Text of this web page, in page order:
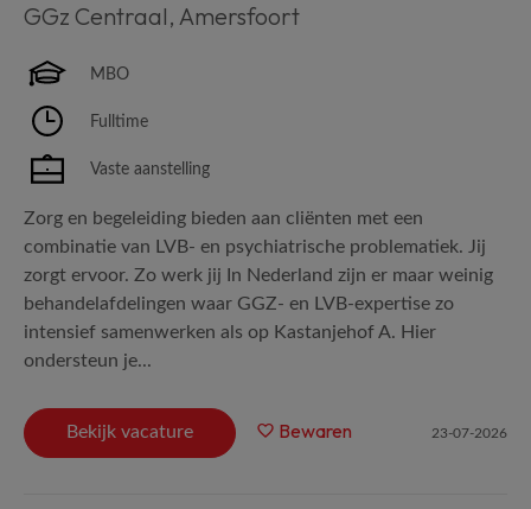
GGz Centraal, Amersfoort
MBO
Fulltime
Vaste aanstelling
Zorg en begeleiding bieden aan cliënten met een
combinatie van LVB- en psychiatrische problematiek. Jij
zorgt ervoor. Zo werk jij In Nederland zijn er maar weinig
behandelafdelingen waar GGZ- en LVB-expertise zo
intensief samenwerken als op Kastanjehof A. Hier
ondersteun je...
Bekijk vacature Bewaren 23-07-2026